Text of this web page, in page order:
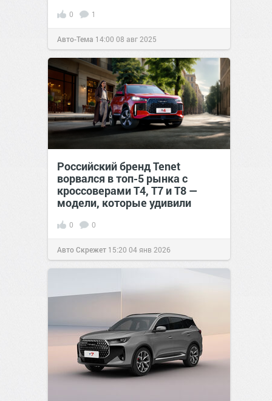
0 1
Авто-Тема 14:00 08 авг 2025
Российский бренд Tenet
ворвался в топ-5 рынка с
кроссоверами T4, T7 и T8 —
модели, которые удивили
0 0
Авто Скрежет 15:20 04 янв 2026